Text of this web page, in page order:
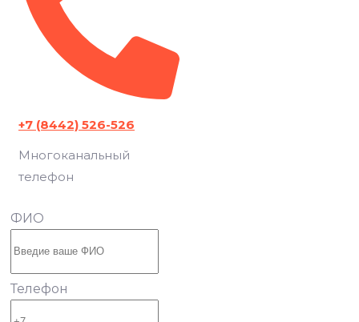
+7 (8442) 526-526
Многоканальный
телефон
ФИО
Телефон